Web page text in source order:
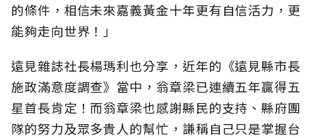
的條件，相信未來嘉義黃金十年更有自信活力，更
能夠走向世界！」
遠見雜誌社長楊瑪利也分享，近年的《遠見縣市長
施政滿意度調查》當中，翁章梁已連續五年贏得五
星首長肯定！而翁章梁也感謝縣民的支持、縣府團
隊的努力及眾多貴人的幫忙，謙稱自己只是掌握台